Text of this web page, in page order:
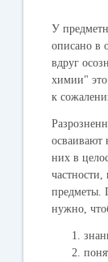
У
описано в
вдруг
химии"
к
осваивают
них в
предметы.
нужно,